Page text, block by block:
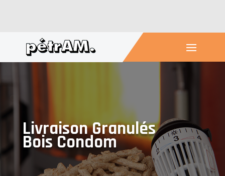
Livraison Granulés
Bois Condom